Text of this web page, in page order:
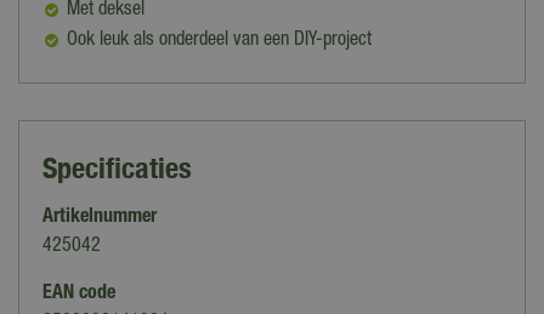
Met deksel
Ook leuk als onderdeel van een DIY-project
Specificaties
Artikelnummer
425042
EAN code